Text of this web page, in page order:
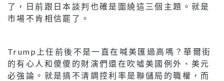
了，日前跟日本談判也確是圍繞這三個主題。就是
市場不肯相信罷了。
Trump上任前後不是一直在喊美匯過高嗎？華爾街
的有心人和傻傻的財演們還在吹噓美國例外、美元
必強論。就是搞不清調控利率是聯儲局的職權，而